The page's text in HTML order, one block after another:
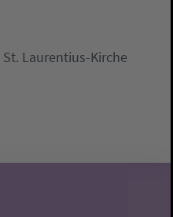
St. Laurentius-Kirche